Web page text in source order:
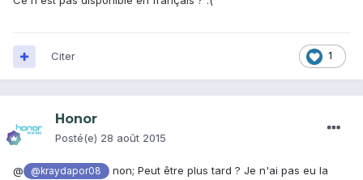
1
Citer
Honor
Posté(e) 28 août 2015
@ @kraydapor08
non; Peut être plus tard ? Je n'ai pas eu la